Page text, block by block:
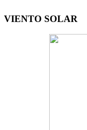
VIENTO SOLAR